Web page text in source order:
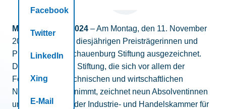
Facebook
Twitter
LinkedIn
Xing
E-Mail
Mülheim, 12.11.2024 – Am Montag, den 11. November
2024, wurden die diesjährigen Preisträgerinnen und
Preisträger der Schauenburg Stiftung ausgezeichnet.
Die Schauenburg Stiftung, die sich vor allem der
Förderung des technischen und wirtschaftlichen
Nachwuchses annimmt, zeichnet neun Absolventinnen
und Absolventen der Industrie- und Handelskammer für